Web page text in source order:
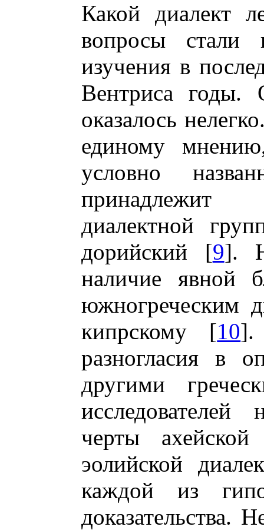
Какой диалект
вопросы стали
изучения в
Вентриса годы.
оказалось
единому
условно
принадлежит
диалектной
дорийский [9].
наличие явной
южногреческим
кипрскому [10].
разногласия в
другими
черты
эолийской
каждой из
доказательства.